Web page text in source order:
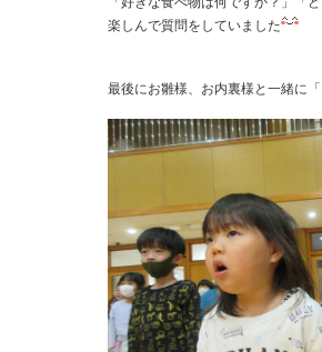
楽しんで質問をしていました
最後にお雛様、お内裏様と一緒に